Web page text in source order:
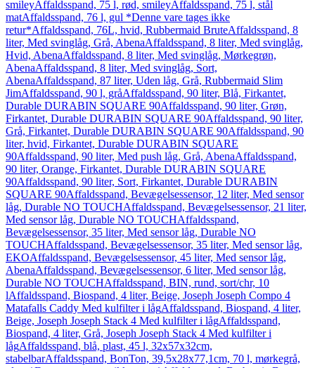
smileyAffaldsspand, 75 l, rød, smileyAffaldsspand, 75 l, stål
matAffaldsspand, 76 l, gul *Denne vare tages ikke
retur*Affaldsspand, 76L, hvid, Rubbermaid BruteAffaldsspand, 8
liter, Med svinglåg, Grå, AbenaAffaldsspand, 8 liter, Med svinglåg,
Hvid, AbenaAffaldsspand, 8 liter, Med svinglåg, Mørkegrøn,
AbenaAffaldsspand, 8 liter, Med svinglåg, Sort,
AbenaAffaldsspand, 87 liter, Uden låg, Grå, Rubbermaid Slim
JimAffaldsspand, 90 l, gråAffaldsspand, 90 liter, Blå, Firkantet,
Durable DURABIN SQUARE 90Affaldsspand, 90 liter, Grøn,
Firkantet, Durable DURABIN SQUARE 90Affaldsspand, 90 liter,
Grå, Firkantet, Durable DURABIN SQUARE 90Affaldsspand, 90
liter, hvid, Firkantet, Durable DURABIN SQUARE
90Affaldsspand, 90 liter, Med push låg, Grå, AbenaAffaldsspand,
90 liter, Orange, Firkantet, Durable DURABIN SQUARE
90Affaldsspand, 90 liter, Sort, Firkantet, Durable DURABIN
SQUARE 90Affaldsspand, Bevægelsessensor, 12 liter, Med sensor
låg, Durable NO TOUCHAffaldsspand, Bevægelsessensor, 21 liter,
Med sensor låg, Durable NO TOUCHAffaldsspand,
Bevægelsessensor, 35 liter, Med sensor låg, Durable NO
TOUCHAffaldsspand, Bevægelsessensor, 35 liter, Med sensor låg,
EKOAffaldsspand, Bevægelsessensor, 45 liter, Med sensor låg,
AbenaAffaldsspand, Bevægelsessensor, 6 liter, Med sensor låg,
Durable NO TOUCHAffaldsspand, BIN, rund, sort/chr, 10
lAffaldsspand, Biospand, 4 liter, Beige, Joseph Joseph Compo 4
Matafalls Caddy Med kulfilter i lågAffaldsspand, Biospand, 4 liter,
Beige, Joseph Joseph Stack 4 Med kulfilter i lågAffaldsspand,
Biospand, 4 liter, Grå, Joseph Joseph Stack 4 Med kulfilter i
lågAffaldsspand, blå, plast, 45 l, 32x57x32cm,
stabelbarAffaldsspand, BonTon, 39,5x28x77,1cm, 70 l, mørkegrå,